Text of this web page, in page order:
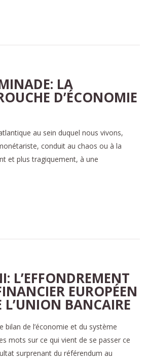
LA
D’ÉCONOMIE
au sein duquel nous vivons,
conduit au chaos ou à la
et plus tragiquement, à une
L’EFFONDREMENT
EUROPÉEN
L’UNION BANCAIRE
bilan de l’économie et du système
mots sur ce qui vient de se passer ce
surprenant du référendum au